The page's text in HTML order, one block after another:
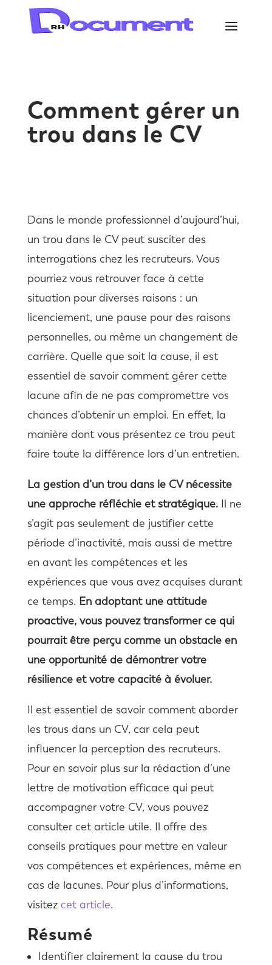
Comment gérer un
trou dans le CV
Dans le monde professionnel d’aujourd’hui,
un trou dans le CV peut susciter des
interrogations chez les recruteurs. Vous
pourriez vous retrouver face à cette
situation pour diverses raisons : un
licenciement, une pause pour des raisons
personnelles, ou même un changement de
carrière. Quelle que soit la cause, il est
essentiel de savoir comment gérer cette
lacune afin de ne pas compromettre vos
chances d’obtenir un emploi. En effet, la
manière dont vous présentez ce trou peut
faire toute la différence lors d’un entretien.
La gestion d’un trou dans le CV nécessite
une approche réfléchie et stratégique.Il ne
s’agit pas seulement de justifier cette
période d’inactivité, mais aussi de mettre
en avant les compétences et les
expériences que vous avez acquises durant
ce temps. En adoptant une attitude
proactive, vous pouvez transformer ce qui
pourrait être perçu comme un obstacle en
une opportunité de démontrer votre
résilience et votre capacité à évoluer.
Il est essentiel de savoir comment aborder
les trous dans un CV, car cela peut
influencer la perception des recruteurs.
Pour en savoir plus sur la rédaction d’une
lettre de motivation efficace qui peut
accompagner votre CV, vous pouvez
consulter cet article utile. Il offre des
conseils pratiques pour mettre en valeur
vos compétences et expériences, même en
cas de lacunes. Pour plus d’informations,
visitez cet article.
Résumé
Identifier clairement la cause du trou